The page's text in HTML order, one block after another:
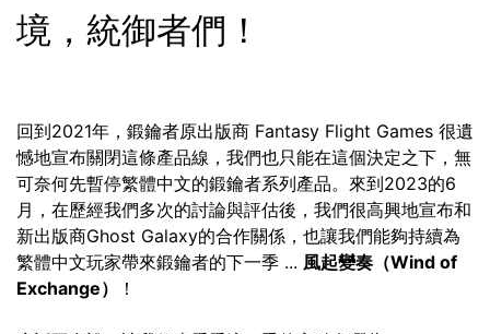
境，統御者們！
回到2021年，鍛鑰者原出版商 Fantasy Flight Games 很遺
憾地宣布關閉這條產品線，我們也只能在這個決定之下，無
可奈何先暫停繁體中文的鍛鑰者系列產品。來到2023的6
月，在歷經我們多次的討論與評估後，我們很高興地宣布和
新出版商Ghost Galaxy的合作關係，也讓我們能夠持續為
繁體中文玩家帶來鍛鑰者的下一季 ... 風起變奏（Wind of
Exchange）
！